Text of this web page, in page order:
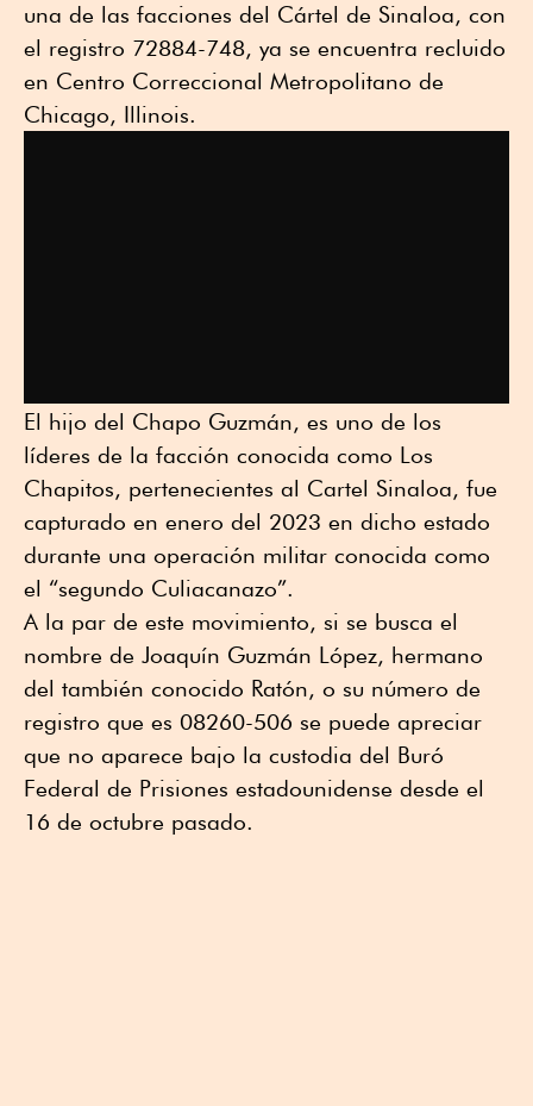
una de las facciones del Cártel de Sinaloa, con
el registro 72884-748, ya se encuentra recluido
en Centro Correccional Metropolitano de
Chicago, Illinois.
El hijo del Chapo Guzmán, es uno de los
líderes de la facción conocida como Los
Chapitos, pertenecientes al Cartel Sinaloa, fue
capturado en enero del 2023 en dicho estado
durante una operación militar conocida como
el “segundo Culiacanazo”.
A la par de este movimiento, si se busca el
nombre de Joaquín Guzmán López, hermano
del también conocido Ratón, o su número de
registro que es 08260-506 se puede apreciar
que no aparece bajo la custodia del Buró
Federal de Prisiones estadounidense desde el
16 de octubre pasado.